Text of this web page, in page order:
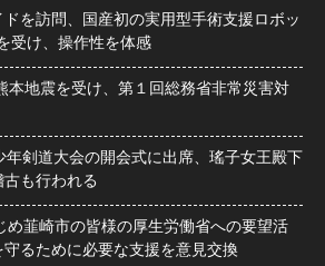
を訪問、国産初の実用型手術支援ロボッ
受け、操作性を体感
本地震を受け、第１回総務省非常災害対
剣道大会の開会式に出席、瑤子女王殿下
も行われる
め韮崎市の皆様の厚生労働省への要望活
るために必要な支援を意見交換